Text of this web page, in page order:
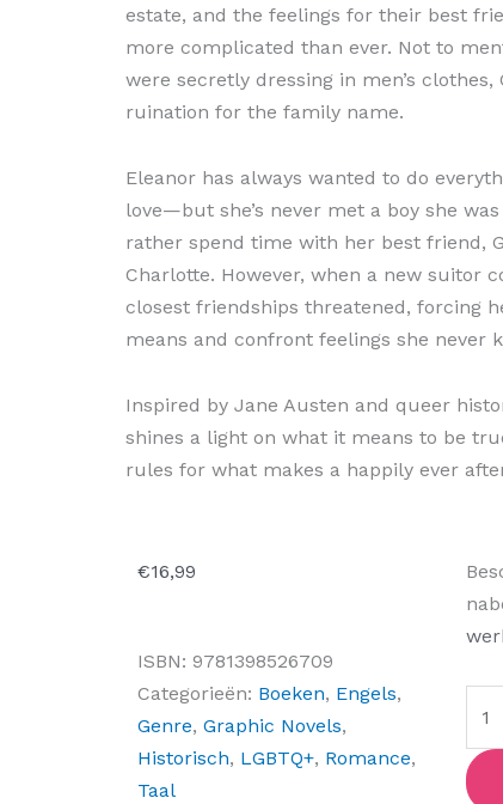
estate, and the feelings for their best
more complicated than ever. Not to
were secretly dressing in men’s
ruination for the family name.
Eleanor has always wanted to do
love—but she’s never met a boy she
rather spend time with her best friend,
Charlotte. However, when a new suitor
closest friendships threatened, forcing
means and confront feelings she never
Inspired by Jane Austen and queer
shines a light on what it means to be
rules for what makes a happily ever
€16,99
ISBN: 9781398526709
Categorieën: Boeken, Engels,
Genre, Graphic Novels,
Historisch, LGBTQ+, Romance,
Taal
I